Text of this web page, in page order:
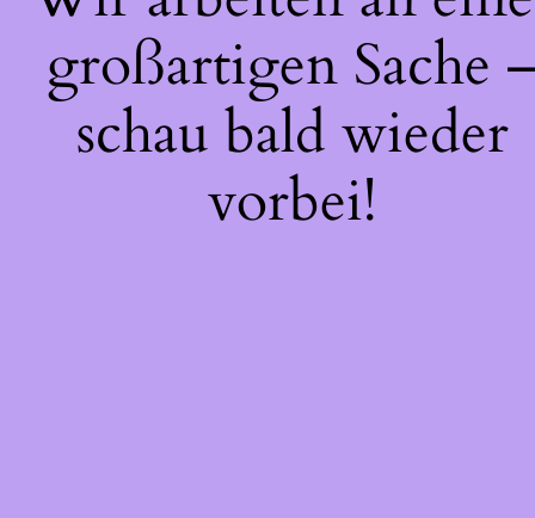
großartigen Sache
schau bald wieder
vorbei!